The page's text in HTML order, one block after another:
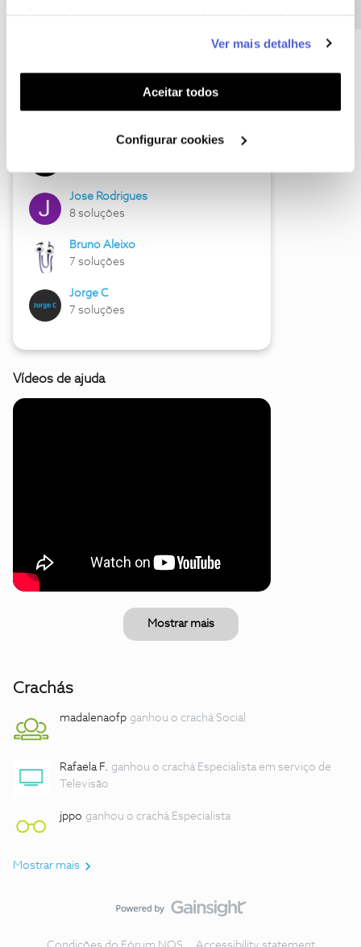
funcionalidades (cookies de personalização e
funcionalidade) e adaptar anúncios aos seus interesses
(cookies de publicidade personalizada). Pode gerir a
utilização dos cookies clicando em "Configurar
Ver mais detalhes
Aceitar todos
Configurar cookies
Hall of Fame de junho
Jose Rodrigues
8 soluções
Bruno Aleixo
7 soluções
Jorge C
7 soluções
Vídeos de ajuda
Mostrar mais
Crachás
madalenaofp ganhou o crachá Social
Rafaela F. ganhou o crachá Especialista em serviço de
Televisão
jppo ganhou o crachá Especialista
Mostrar mais